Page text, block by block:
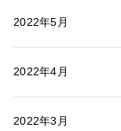
2022年5月
2022年4月
2022年3月